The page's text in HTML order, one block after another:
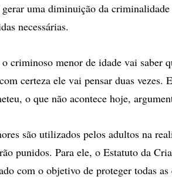
uma diminuição da
necessárias.
criminoso menor de idade vai saber
certeza ele vai pensar duas vezes.
o que não acontece hoje,
são utilizados pelos adultos na
punidos. Para ele, o Estatuto da
com o objetivo de proteger todas as